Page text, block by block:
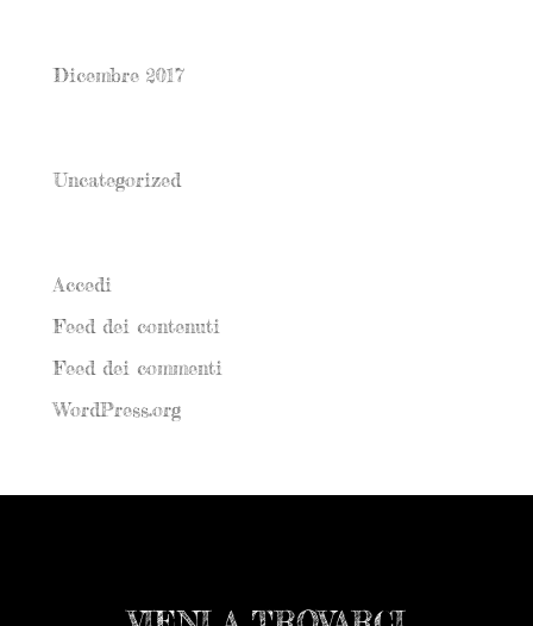
Dicembre 2017
Uncategorized
Accedi
Feed dei contenuti
Feed dei commenti
WordPress.org